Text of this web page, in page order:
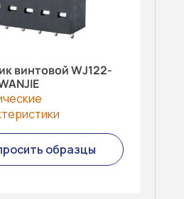
винтовой WJ122-
образцы